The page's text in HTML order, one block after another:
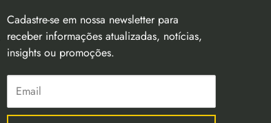
Cadastre-se em nossa newsletter para
receber informações atualizadas, notícias,
insights ou promoções.